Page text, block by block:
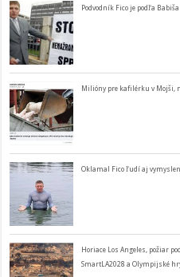
Podvodník Fico je podľa
Milióny pre kafilérku v Mojši,
Oklamal Fico ľudí aj
Horiace Los Angeles, požiar
SmartLA2028 a Olympijské